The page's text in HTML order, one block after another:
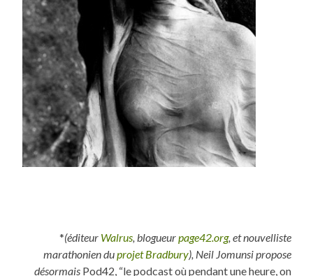
*(éditeur Walrus, blogueurpage42.org, et nouvelliste
marathonien duprojet Bradbury), Neil Jomunsi propose
désormais Pod42, “le podcast où pendant une heure, on